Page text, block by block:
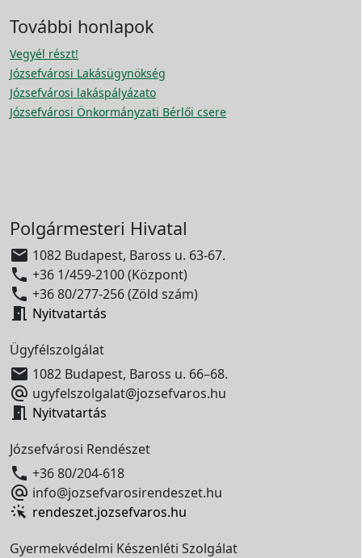
További honlapok
Vegyél részt!
Józsefvárosi Lakásügynökség
Józsefvárosi lakáspályázato
Józsefvárosi Önkormányzati Bérlői csere
Polgármesteri Hivatal
 1082 Budapest, Baross u. 63-67.
 +36 1/459-2100 (Központ)
 +36 80/277-256 (Zöld szám)
 Nyitvatartás
Ügyfélszolgálat
 1082 Budapest, Baross u. 66–68.
 ugyfelszolgalat@jozsefvaros.hu
 Nyitvatartás
Józsefvárosi Rendészet
 +36 80/204-618
 info@jozsefvarosirendeszet.hu
rendeszet.jozsefvaros.hu
Gyermekvédelmi Készenléti Szolgálat